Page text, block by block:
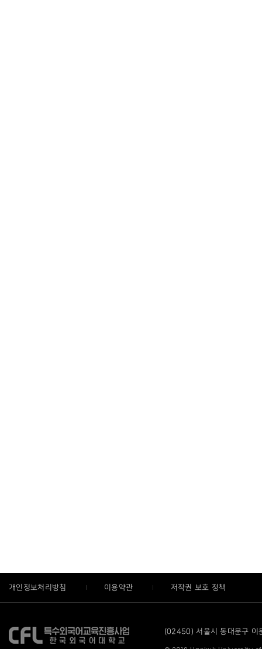
개인정보처리방침 이용약관 저작권 보호 정책
(02450) 서울시 동대문구